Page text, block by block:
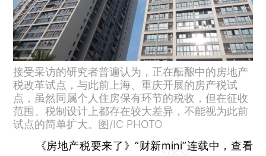
接受采访的研究者普遍认为，正在酝酿中的房地产
税改革试点，与此前上海、重庆开展的房产税试
点，虽然同属个人住房保有环节的税收，但在征收
范围、税制设计上都存在较大差异，不能视为此前
试点的简单扩大。图/IC PHOTO
《房地产税要来了》“财新mini”连载中，查看